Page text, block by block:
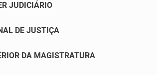
JUDICIÁRIO
DE JUSTIÇA
DA MAGISTRATURA